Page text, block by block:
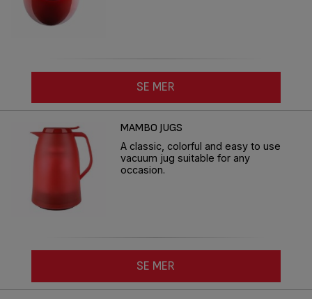
SE MER
MAMBO JUGS
A classic, colorful and easy to use
vacuum jug suitable for any
occasion.
SE MER